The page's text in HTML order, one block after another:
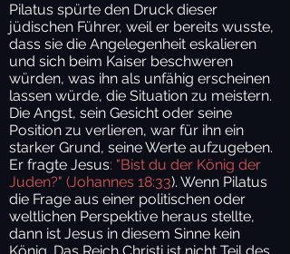
Pilatus spürte den Druck dieser
jüdischen Führer, weil er bereits wusste,
dass sie die Angelegenheit eskalieren
und sich beim Kaiser beschweren
würden, was ihn als unfähig erscheinen
lassen würde, die Situation zu meistern.
Die Angst, sein Gesicht oder seine
Position zu verlieren, war für ihn ein
starker Grund, seine Werte aufzugeben.
Er fragte Jesus: "Bist du der König der
Juden?" (Johannes 18:33). Wenn Pilatus
die Frage aus einer politischen oder
weltlichen Perspektive heraus stellte,
dann ist Jesus in diesem Sinne kein